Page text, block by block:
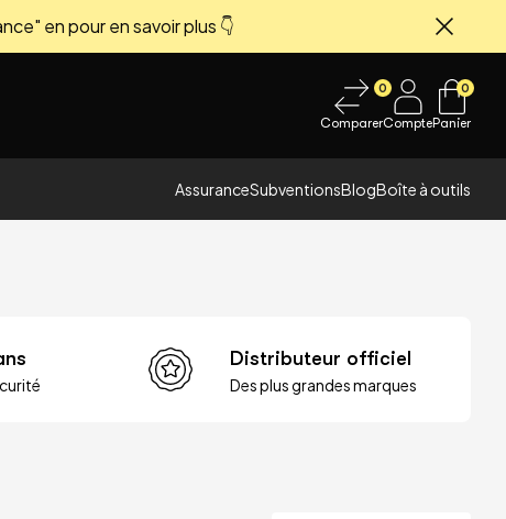
en pour en savoir plus 👇
0
ComparerCompte
0
Panier
AssuranceSubventionsBlogBoîte à outils
Distributeur officiel
Des plus grandes marques